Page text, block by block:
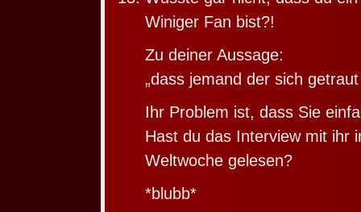
Winiger Fan bist?!
Zu deiner Aussage:
„dass jemand der sich
Ihr Problem ist, dass Sie
Hast du das Interview mit ihr
Weltwoche gelesen?
*blubb*